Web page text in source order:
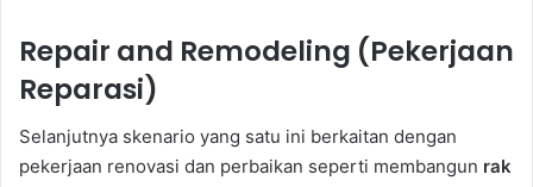
Repair and Remodeling (Pekerjaan
Reparasi)
Selanjutnya skenario yang satu ini berkaitan dengan
pekerjaan renovasi dan perbaikan seperti membangun rak